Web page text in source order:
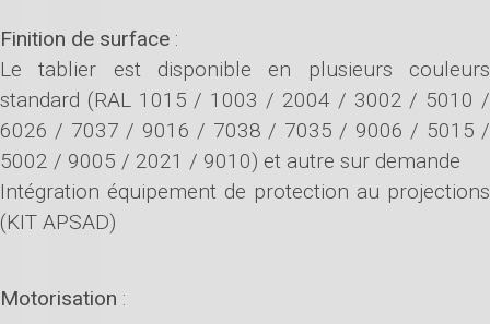
Finition de surface :
Le tablier est disponible en plusieurs couleurs
standard (RAL 1015 / 1003 / 2004 / 3002 / 5010 /
6026 / 7037 / 9016 / 7038 / 7035 / 9006 / 5015 /
5002 / 9005 / 2021 / 9010) et autre sur demande
Intégration équipement de protection au projections
(KIT APSAD)
Motorisation :